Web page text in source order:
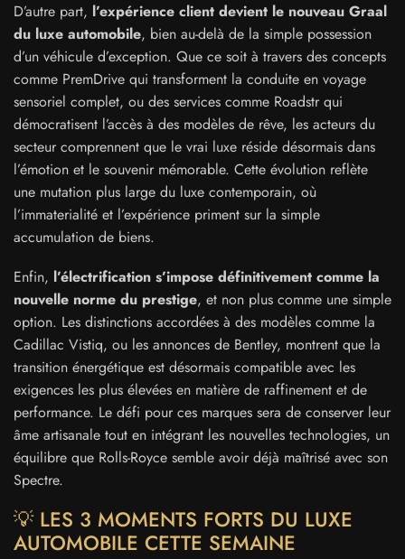
D’autre part, l’expérience client devient le nouveau Graal
du luxe automobile, bien au-delà de la simple possession
d’un véhicule d’exception. Que ce soit à travers des concepts
comme PremDrive qui transforment la conduite en voyage
sensoriel complet, ou des services comme Roadstr qui
démocratisent l’accès à des modèles de rêve, les acteurs du
secteur comprennent que le vrai luxe réside désormais dans
l’émotion et le souvenir mémorable. Cette évolution reflète
une mutation plus large du luxe contemporain, où
l’immaterialité et l’expérience priment sur la simple
accumulation de biens.
Enfin, l’électrification s’impose définitivement comme la
nouvelle norme du prestige, et non plus comme une simple
option. Les distinctions accordées à des modèles comme la
Cadillac Vistiq, ou les annonces de Bentley, montrent que la
transition énergétique est désormais compatible avec les
exigences les plus élevées en matière de raffinement et de
performance. Le défi pour ces marques sera de conserver leur
âme artisanale tout en intégrant les nouvelles technologies, un
équilibre que Rolls-Royce semble avoir déjà maîtrisé avec son
Spectre.
💡 LES 3 MOMENTS FORTS DU LUXE
AUTOMOBILE CETTE SEMAINE